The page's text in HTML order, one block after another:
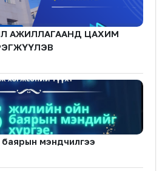
АЖИЛЛАГААНД ЦАХИМ
баярын мэндчилгээ